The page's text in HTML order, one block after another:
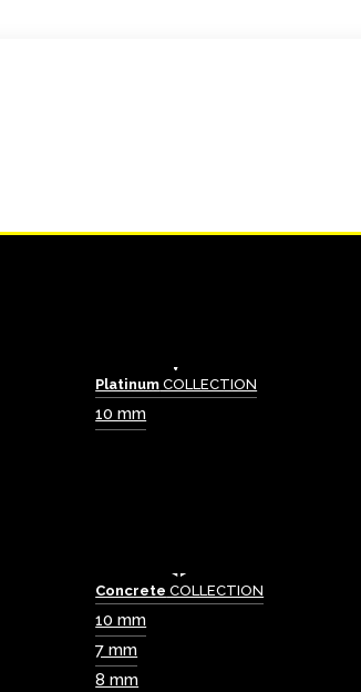
Platinum COLLECTION
10 mm
Concrete COLLECTION
10 mm
7 mm
8 mm